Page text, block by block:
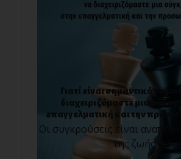
Γιατί είναι σημαντικό να
διαχειριζόμαστε μια
επαγγελματική και την
Οι συγκρούσεις είναι
της ζωής [...]